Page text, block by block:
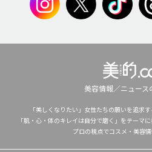
美容情報／ニュース
「美しくなりたい」女性たちの願いを追求
「肌・心・体のキレイは自分で磨く」をテーマ
プロの視点でコスメ・美容情